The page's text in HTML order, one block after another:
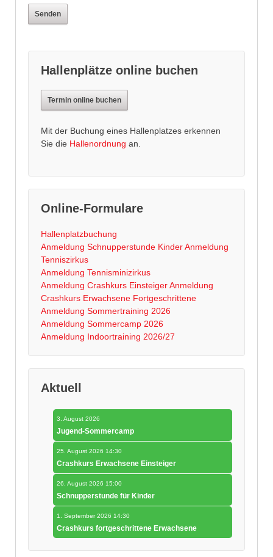
Hallenplätze online buchen
Termin online buchen
Mit der Buchung eines Hallenplatzes erkennen
Sie die Hallenordnung an.
Online-Formulare
Hallenplatzbuchung
Anmeldung Schnupperstunde KinderAnmeldung
Tenniszirkus
Anmeldung Tennisminizirkus
Anmeldung Crashkurs EinsteigerAnmeldung
Crashkurs Erwachsene Fortgeschrittene
Anmeldung Sommertraining 2026
Anmeldung Sommercamp 2026
Anmeldung Indoortraining 2026/27
Aktuell
3. August 2026
Jugend-Sommercamp
25. August 2026 14:30
Crashkurs Erwachsene Einsteiger
26. August 2026 15:00
Schnupperstunde für Kinder
1. September 2026 14:30
Crashkurs fortgeschrittene Erwachsene